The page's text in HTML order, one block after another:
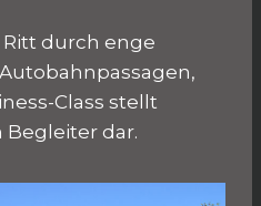
durch enge
Class stellt
Begleiter dar.